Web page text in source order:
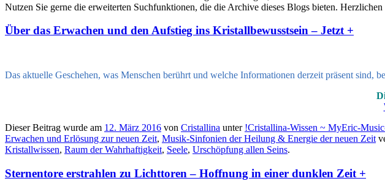
Nutzen Sie gerne die erweiterten Suchfunktionen, die die Archive dieses Blogs bieten.
Über das Erwachen und den Aufstieg ins Kristallbewusstsein – Jetzt +
Das aktuelle Geschehen, was Menschen berührt und welche Informationen derzeit präsent sind,
Dieser Beitrag wurde am 12. März 2016 von Cristallina unter !Cristallina-Wissen ~ MyEric-
Erwachen und Erlösung zur neuen Zeit, Musik-Sinfonien der Heilung & Energie der neuen Zeit
Kristallwissen, Raum der Wahrhaftigkeit, Seele, Urschöpfung allen Seins.
Sternentore erstrahlen zu Lichttoren – Hoffnung in einer dunklen Zeit +